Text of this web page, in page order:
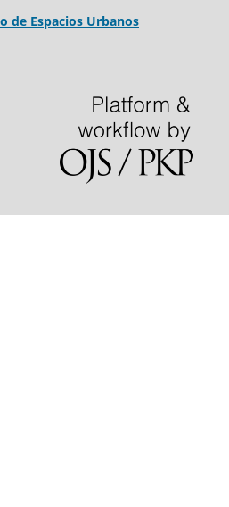
de Espacios Urbanos